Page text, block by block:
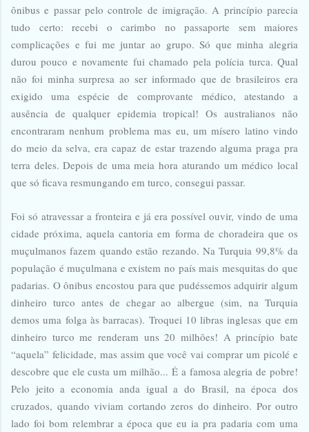
ônibus e passar pelo controle de imigração. A princípio parecia
tudo certo: recebi o carimbo no passaporte sem maiores
complicações e fui me juntar ao grupo. Só que minha alegria
durou pouco e novamente fui chamado pela polícia turca. Qual
não foi minha surpresa ao ser informado que de brasileiros era
exigido uma espécie de comprovante médico, atestando a
ausência de qualquer epidemia tropical! Os australianos não
encontraram nenhum problema mas eu, um mísero latino vindo
do meio da selva, era capaz de estar trazendo alguma praga pra
terra deles. Depois de uma meia hora aturando um médico local
que só ficava resmungando em turco, consegui passar.
Foi só atravessar a fronteira e já era possível ouvir, vindo de uma
cidade próxima, aquela cantoria em forma de choradeira que os
muçulmanos fazem quando estão rezando. Na Turquia 99,8% da
população é muçulmana e existem no país mais mesquitas do que
padarias. O ônibus encostou para que pudéssemos adquirir algum
dinheiro turco antes de chegar ao albergue (sim, na Turquia
demos uma folga às barracas). Troquei 10 libras inglesas que em
dinheiro turco me renderam uns 20 milhões! A princípio bate
“aquela” felicidade, mas assim que você vai comprar um picolé e
descobre que ele custa um milhão... É a famosa alegria de pobre!
Pelo jeito a economia anda igual a do Brasil, na época dos
cruzados, quando viviam cortando zeros do dinheiro. Por outro
lado foi bom relembrar a época que eu ia pra padaria com uma